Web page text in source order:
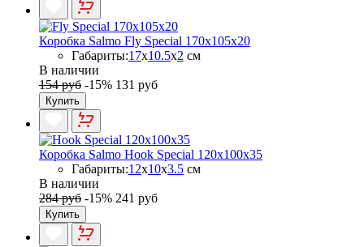
Коробка Salmo Fly Special 170x105x20
Габариты:17x10.5x2 см
В наличии
154 руб -15% 131 руб
Купить
Коробка Salmo Hook Special 120x100x35
Габариты:12x10x3.5 см
В наличии
284 руб -15% 241 руб
Купить